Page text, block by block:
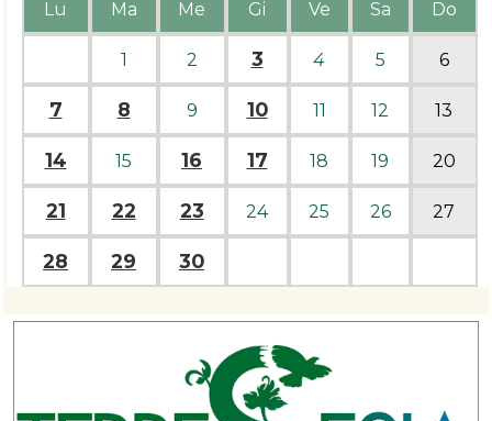
Lu Ma Me Gi Ve Sa Do
1 2 3 4 5 6
7 8 9 10 11 12 13
14 15 16 17 18 19 20
21 22 23 24 25 26 27
28 29 30